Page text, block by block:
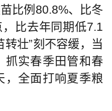
比例80.8%、比冬
比去年同期低7.1
转壮”刻不容缓，当
抓实春季田管和春
，全面打响夏季粮